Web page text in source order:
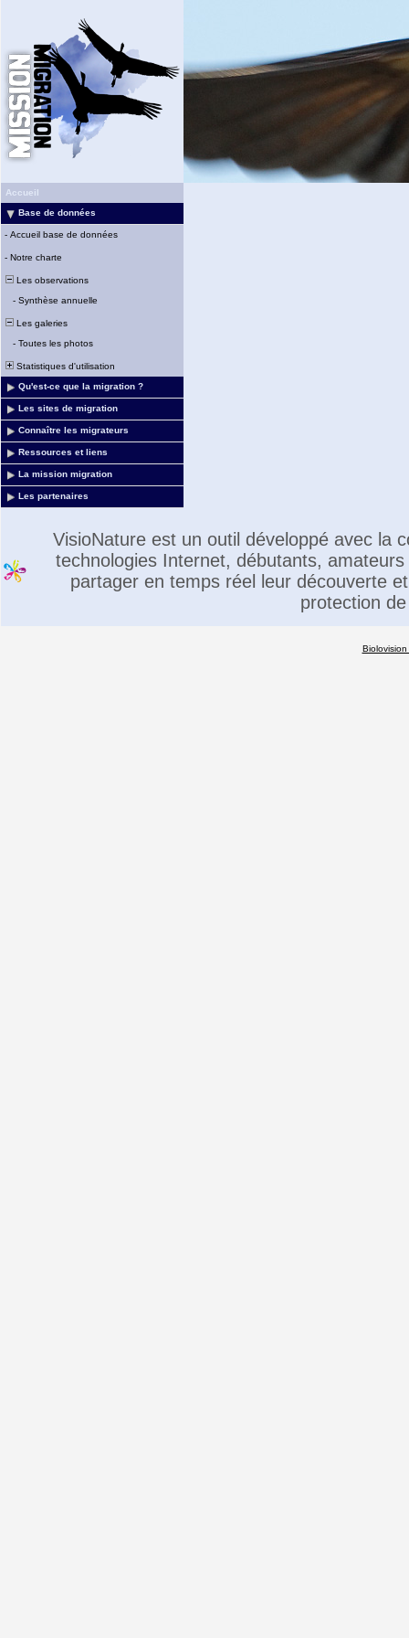
Accueil
Base de données
- Accueil base de données
- Notre charte
Les observations
- Synthèse annuelle
Les galeries
- Toutes les photos
Statistiques d'utilisation
Qu'est-ce que la migration ?
Les sites de migration
Connaître les migrateurs
Ressources et liens
La mission migration
Les partenaires
VisioNature est un outil développé avec la
technologies Internet, débutants,
partager en temps réel leur découverte
protection
Biolovision